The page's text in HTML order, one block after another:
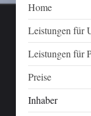
Home
Leistungen für
Leistungen für
Preise
Inhaber